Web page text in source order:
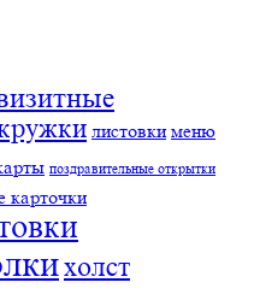
листовки меню
поздравительные открытки
карточки
холст